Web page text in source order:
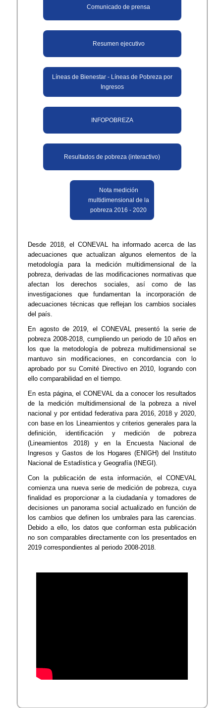
Comunicado de prensa
Resumen ejecutivo
Líneas de Bienestar - Líneas de Pobreza por
Ingresos
INFOPOBREZA
Resultados de pobreza (interactivo)
Nota medición
multidimensional de la
pobreza 2016 - 2020
Desde 2018, el CONEVAL ha informado acerca de las
adecuaciones que actualizan algunos elementos de la
metodología para la medición multidimensional de la
pobreza, derivadas de las modificaciones normativas que
afectan los derechos sociales, así como de las
investigaciones que fundamentan la incorporación de
adecuaciones técnicas que reflejan los cambios sociales
del país.
En agosto de 2019, el CONEVAL presentó la serie de
pobreza 2008-2018, cumpliendo un periodo de 10 años en
los que la metodología de pobreza multidimensional se
mantuvo sin modificaciones, en concordancia con lo
aprobado por su Comité Directivo en 2010, logrando con
ello comparabilidad en el tiempo.
En esta página, el CONEVAL da a conocer los resultados
de la medición multidimensional de la pobreza a nivel
nacional y por entidad federativa para 2016, 2018 y 2020,
con base en los Lineamientos y criterios generales para la
definición, identificación y medición de pobreza
(Lineamientos 2018) y en la Encuesta Nacional de
Ingresos y Gastos de los Hogares (ENIGH) del Instituto
Nacional de Estadística y Geografía (INEGI).
Con la publicación de esta información, el CONEVAL
comienza una nueva serie de medición de pobreza, cuya
finalidad es proporcionar a la ciudadanía y tomadores de
decisiones un panorama social actualizado en función de
los cambios que definen los umbrales para las carencias.
Debido a ello, los datos que conforman esta publicación
no son comparables directamente con los presentados en
2019 correspondientes al periodo 2008-2018.